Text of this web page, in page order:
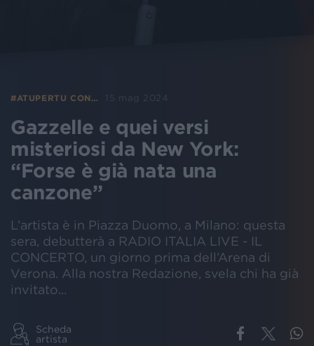
#ATUPERTU CON… 15 mag 2024
Gazzelle e quei versi
misteriosi da New York:
“Forse è già nata una
canzone”
L’artista è in Piazza Duomo, a Milano: questa
sera, debutterà a RADIO ITALIA LIVE - IL
CONCERTO, un giorno prima dell’Arena di
Verona. Alla nostra Redazione, svela chi ha già
invitato...
Scheda
artista